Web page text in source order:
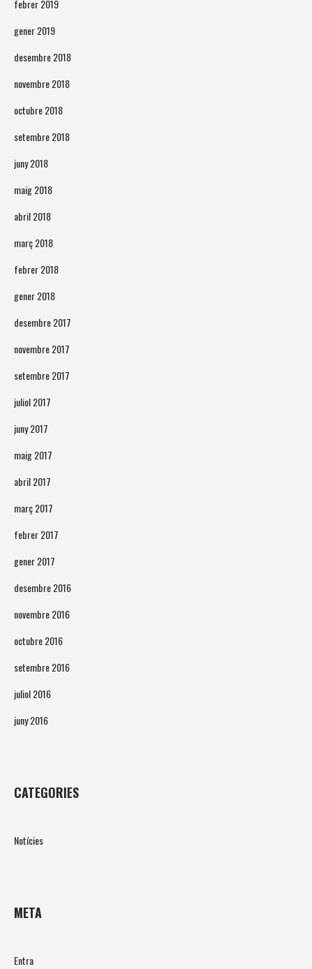
febrer 2019
gener 2019
desembre 2018
novembre 2018
octubre 2018
setembre 2018
juny 2018
maig 2018
abril 2018
març 2018
febrer 2018
gener 2018
desembre 2017
novembre 2017
setembre 2017
juliol 2017
juny 2017
maig 2017
abril 2017
març 2017
febrer 2017
gener 2017
desembre 2016
novembre 2016
octubre 2016
setembre 2016
juliol 2016
juny 2016
CATEGORIES
Notícies
META
Entra